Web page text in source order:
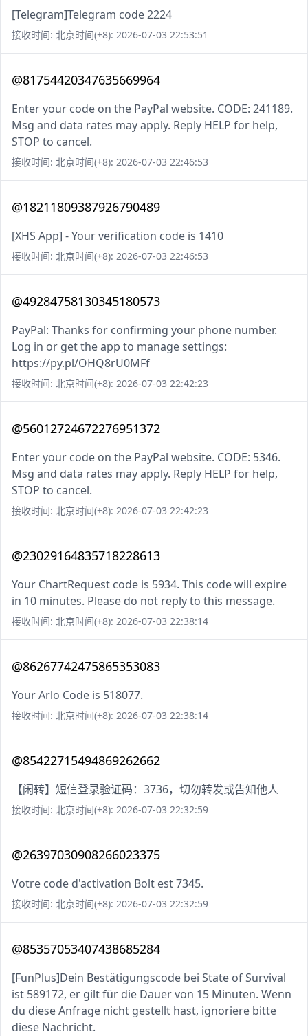
[Telegram]Telegram code 2224
接收时间: 北京时间(+8): 2026-07-03 22:53:51
@81754420347635669964
Enter your code on the PayPal website. CODE: 241189.
Msg and data rates may apply. Reply HELP for help,
STOP to cancel.
接收时间: 北京时间(+8): 2026-07-03 22:46:53
@18211809387926790489
[XHS App] - Your verification code is 1410
接收时间: 北京时间(+8): 2026-07-03 22:46:53
@49284758130345180573
PayPal: Thanks for confirming your phone number.
Log in or get the app to manage settings:
https://py.pl/OHQ8rU0MFf
接收时间: 北京时间(+8): 2026-07-03 22:42:23
@56012724672276951372
Enter your code on the PayPal website. CODE: 5346.
Msg and data rates may apply. Reply HELP for help,
STOP to cancel.
接收时间: 北京时间(+8): 2026-07-03 22:42:23
@23029164835718228613
Your ChartRequest code is 5934. This code will expire
in 10 minutes. Please do not reply to this message.
接收时间: 北京时间(+8): 2026-07-03 22:38:14
@86267742475865353083
Your Arlo Code is 518077.
接收时间: 北京时间(+8): 2026-07-03 22:38:14
@85422715494869262662
【闲转】短信登录验证码：3736，切勿转发或告知他人
接收时间: 北京时间(+8): 2026-07-03 22:32:59
@26397030908266023375
Votre code d'activation Bolt est 7345.
接收时间: 北京时间(+8): 2026-07-03 22:32:59
@85357053407438685284
[FunPlus]Dein Bestätigungscode bei State of Survival
ist 589172, er gilt für die Dauer von 15 Minuten. Wenn
du diese Anfrage nicht gestellt hast, ignoriere bitte
diese Nachricht.